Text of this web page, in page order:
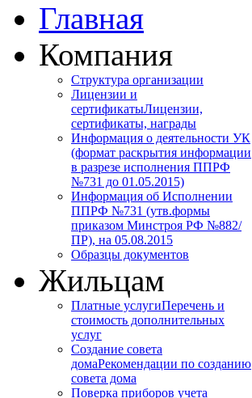
Главная
Компания
Структура организации
Лицензии и
сертификатыЛицензии,
сертификаты, награды
Информация о деятельности УК
(формат раскрытия информации
в разрезе исполнения ППРФ
№731 до 01.05.2015)
Информация об Исполнении
ППРФ №731 (утв.формы
приказом Минстроя РФ №882/
ПР), на 05.08.2015
Образцы документов
Жильцам
Платные услугиПеречень и
стоимость дополнительных
услуг
Создание совета
домаРекомендации по созданию
совета дома
Поверка приборов учета